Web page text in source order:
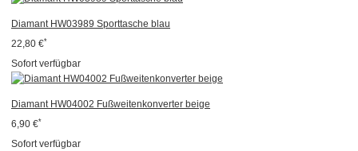
Diamant HW03989 Sporttasche blau
22,80 €*
Sofort verfügbar
Diamant HW04002 Fußweitenkonverter beige
6,90 €*
Sofort verfügbar